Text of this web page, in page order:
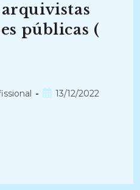
públicas (
Post13/12/2022